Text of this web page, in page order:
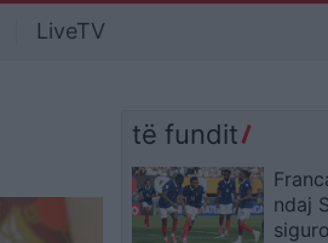
LiveTV
të fundit
ndaj